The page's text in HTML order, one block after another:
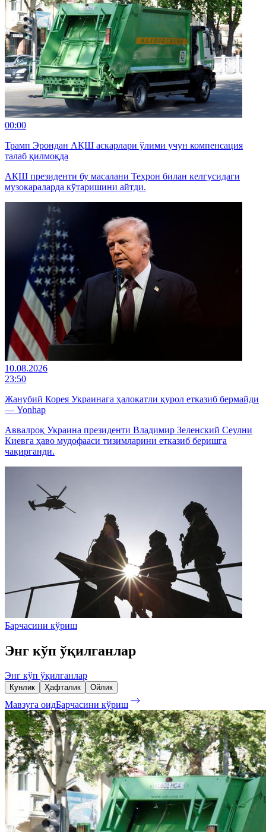
00:00
Трамп Эрондан АҚШ аскарлари ўлими учун компенсация
талаб қилмоқда
АҚШ президенти бу масалани Теҳрон билан келгусидаги
музокараларда кўтаришини айтди.
10.08.2026
23:50
Жанубий Корея Украинага ҳалокатли қурол етказиб бермайди
— Yonhap
Аввалроқ Украина президенти Владимир Зеленский Сеулни
Киевга ҳаво мудофааси тизимларини етказиб беришга
чақирганди.
Барчасини кўриш
Энг кўп ўқилганлар
Энг кўп ўқилганлар
Кунлик Ҳафталик Ойлик
Мавзуга оидБарчасини кўриш